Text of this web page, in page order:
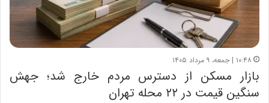
۱۰:۴۸ | جمعه، ۹ مرداد ۱۴۰۵
بازار مسکن از دسترس مردم خارج شد؛ جهش
سنگین قیمت در ۲۲ محله تهران